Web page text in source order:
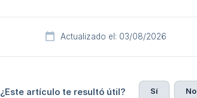
Actualizado el: 03/08/2026
¿Este artículo te resultó útil? Sí No